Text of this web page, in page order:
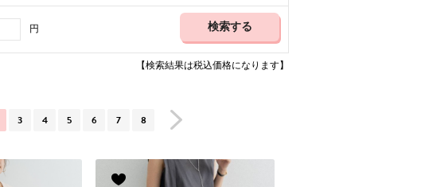
円
【検索結果は税込価格になります】
3 4 5 6 7 8